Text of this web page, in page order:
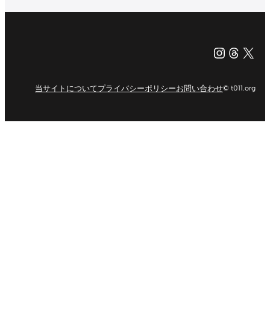
X（旧
当サイトについてプライバシーポリシーお問い合わせ© t011.org